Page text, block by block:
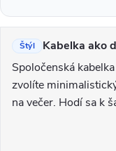
a
Štýl
Kabelka ako
Spoločenská
zvolíte
na večer. Hodí sa k